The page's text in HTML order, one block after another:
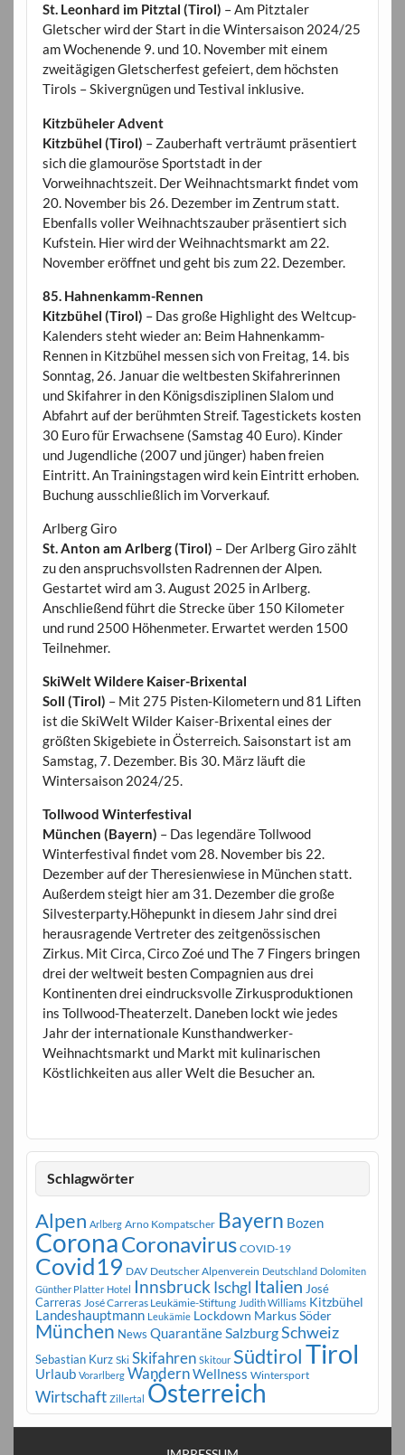
St. Leonhard im Pitztal (Tirol) – Am Pitztaler
Gletscher wird der Start in die Wintersaison 2024/25
am Wochenende 9. und 10. November mit einem
zweitägigen Gletscherfest gefeiert, dem höchsten
Tirols – Skivergnügen und Testival inklusive.
Kitzbüheler Advent
Kitzbühel (Tirol) – Zauberhaft verträumt präsentiert
sich die glamouröse Sportstadt in der
Vorweihnachtszeit. Der Weihnachtsmarkt findet vom
20. November bis 26. Dezember im Zentrum statt.
Ebenfalls voller Weihnachtszauber präsentiert sich
Kufstein. Hier wird der Weihnachtsmarkt am 22.
November eröffnet und geht bis zum 22. Dezember.
85. Hahnenkamm-Rennen
Kitzbühel (Tirol) – Das große Highlight des Weltcup-
Kalenders steht wieder an: Beim Hahnenkamm-
Rennen in Kitzbühel messen sich von Freitag, 14. bis
Sonntag, 26. Januar die weltbesten Skifahrerinnen
und Skifahrer in den Königsdisziplinen Slalom und
Abfahrt auf der berühmten Streif. Tagestickets kosten
30 Euro für Erwachsene (Samstag 40 Euro). Kinder
und Jugendliche (2007 und jünger) haben freien
Eintritt. An Trainingstagen wird kein Eintritt erhoben.
Buchung ausschließlich im Vorverkauf.
Arlberg Giro
St. Anton am Arlberg (Tirol) – Der Arlberg Giro zählt
zu den anspruchsvollsten Radrennen der Alpen.
Gestartet wird am 3. August 2025 in Arlberg.
Anschließend führt die Strecke über 150 Kilometer
und rund 2500 Höhenmeter. Erwartet werden 1500
Teilnehmer.
SkiWelt Wildere Kaiser-Brixental
Soll (Tirol) – Mit 275 Pisten-Kilometern und 81 Liften
ist die SkiWelt Wilder Kaiser-Brixental eines der
größten Skigebiete in Österreich. Saisonstart ist am
Samstag, 7. Dezember. Bis 30. März läuft die
Wintersaison 2024/25.
Tollwood Winterfestival
München (Bayern) – Das legendäre Tollwood
Winterfestival findet vom 28. November bis 22.
Dezember auf der Theresienwiese in München statt.
Außerdem steigt hier am 31. Dezember die große
Silvesterparty.Höhepunkt in diesem Jahr sind drei
herausragende Vertreter des zeitgenössischen
Zirkus. Mit Circa, Circo Zoé und The 7 Fingers bringen
drei der weltweit besten Compagnien aus drei
Kontinenten drei eindrucksvolle Zirkusproduktionen
ins Tollwood-Theaterzelt. Daneben lockt wie jedes
Jahr der internationale Kunsthandwerker-
Weihnachtsmarkt und Markt mit kulinarischen
Köstlichkeiten aus aller Welt die Besucher an.
Schlagwörter
Alpen Arlberg Arno Kompatscher Bayern Bozen
CoronaCoronavirus COVID-19
Covid19 DAV Deutscher Alpenverein Deutschland Dolomiten
Günther Platter Hotel Innsbruck Ischgl Italien José
Carreras José Carreras Leukämie-Stiftung Judith Williams Kitzbühel
Landeshauptmann Leukämie Lockdown Markus Söder
München News QuarantäneSalzburgSchweiz
Sebastian Kurz Ski Skifahren Skitour SüdtirolTirol
Urlaub Vorarlberg WandernWellness Wintersport
Wirtschaft Zillertal Österreich